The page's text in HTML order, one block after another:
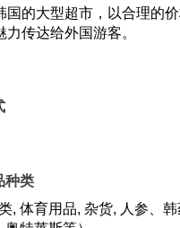
国的大型超市，以合理的
力传达给外国游客。
种类
, 体育用品, 杂货, 人参、